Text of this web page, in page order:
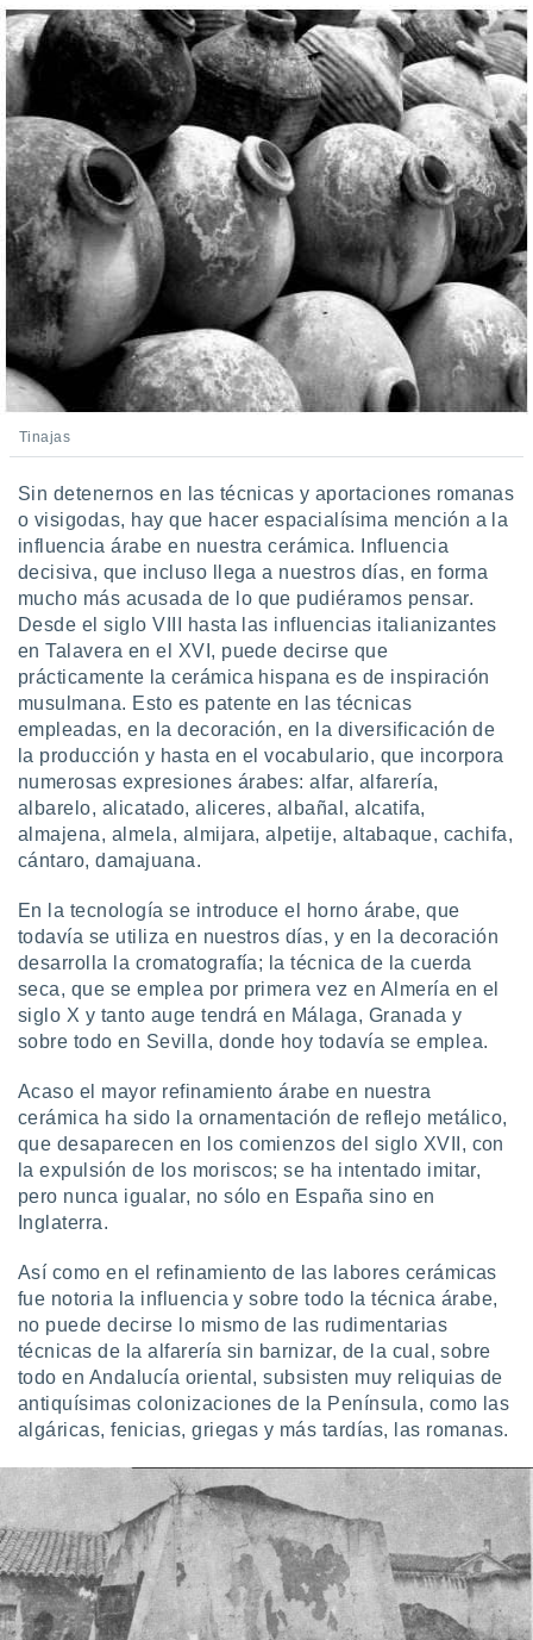
Tinajas
Sin detenernos en las técnicas y aportaciones romanas
o visigodas, hay que hacer espacialísima mención a la
influencia árabe en nuestra cerámica. Influencia
decisiva, que incluso llega a nuestros días, en forma
mucho más acusada de lo que pudiéramos pensar.
Desde el siglo VIII hasta las influencias italianizantes
en Talavera en el XVI, puede decirse que
prácticamente la cerámica hispana es de inspiración
musulmana. Esto es patente en las técnicas
empleadas, en la decoración, en la diversificación de
la producción y hasta en el vocabulario, que incorpora
numerosas expresiones árabes: alfar, alfarería,
albarelo, alicatado, aliceres, albañal, alcatifa,
almajena, almela, almijara, alpetije, altabaque, cachifa,
cántaro, damajuana.
En la tecnología se introduce el horno árabe, que
todavía se utiliza en nuestros días, y en la decoración
desarrolla la cromatografía; la técnica de la cuerda
seca, que se emplea por primera vez en Almería en el
siglo X y tanto auge tendrá en Málaga, Granada y
sobre todo en Sevilla, donde hoy todavía se emplea.
Acaso el mayor refinamiento árabe en nuestra
cerámica ha sido la ornamentación de reflejo metálico,
que desaparecen en los comienzos del siglo XVII, con
la expulsión de los moriscos; se ha intentado imitar,
pero nunca igualar, no sólo en España sino en
Inglaterra.
Así como en el refinamiento de las labores cerámicas
fue notoria la influencia y sobre todo la técnica árabe,
no puede decirse lo mismo de las rudimentarias
técnicas de la alfarería sin barnizar, de la cual, sobre
todo en Andalucía oriental, subsisten muy reliquias de
antiquísimas colonizaciones de la Península, como las
algáricas, fenicias, griegas y más tardías, las romanas.